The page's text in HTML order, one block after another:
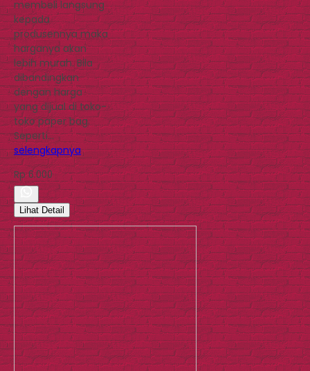
membeli langsung
kepada
produsennya maka
harganya akan
lebih murah. Bila
dibandingkan
dengan harga
yang dijual di toko-
toko paper bag.
Seperti…
selengkapnya
Rp 6.000
Lihat Detail